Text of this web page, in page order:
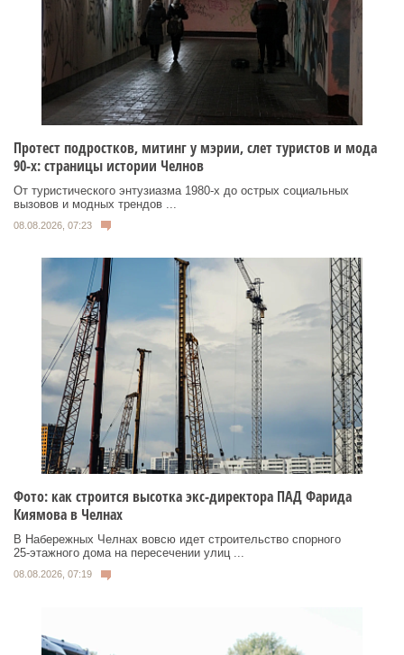
Протест подростков, митинг у мэрии, слет туристов и мода
90-х: страницы истории Челнов
От туристического энтузиазма 1980‑х до острых социальных
вызовов и модных трендов ...
08.08.2026, 07:23
Фото: как строится высотка экс-директора ПАД Фарида
Киямова в Челнах
В Набережных Челнах вовсю идет строительство спорного
25‑этажного дома на пересечении улиц ...
08.08.2026, 07:19